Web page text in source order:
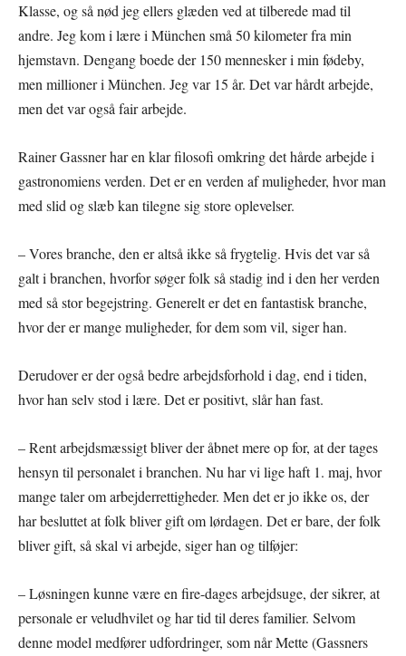
Klasse, og så nød jeg ellers glæden ved at tilberede mad til
andre. Jeg kom i lære i München små 50 kilometer fra min
hjemstavn. Dengang boede der 150 mennesker i min fødeby,
men millioner i München. Jeg var 15 år. Det var hårdt arbejde,
men det var også fair arbejde.
Rainer Gassner har en klar filosofi omkring det hårde arbejde i
gastronomiens verden. Det er en verden af muligheder, hvor man
med slid og slæb kan tilegne sig store oplevelser.
– Vores branche, den er altså ikke så frygtelig. Hvis det var så
galt i branchen, hvorfor søger folk så stadig ind i den her verden
med så stor begejstring. Generelt er det en fantastisk branche,
hvor der er mange muligheder, for dem som vil, siger han.
Derudover er der også bedre arbejdsforhold i dag, end i tiden,
hvor han selv stod i lære. Det er positivt, slår han fast.
– Rent arbejdsmæssigt bliver der åbnet mere op for, at der tages
hensyn til personalet i branchen. Nu har vi lige haft 1. maj, hvor
mange taler om arbejderrettigheder. Men det er jo ikke os, der
har besluttet at folk bliver gift om lørdagen. Det er bare, der folk
bliver gift, så skal vi arbejde, siger han og tilføjer:
– Løsningen kunne være en fire-dages arbejdsuge, der sikrer, at
personale er veludhvilet og har tid til deres familier. Selvom
denne model medfører udfordringer, som når Mette (Gassners